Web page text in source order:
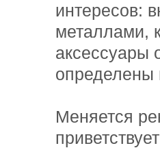
интересов:
металлами,
аксессуары
определены
Меняется